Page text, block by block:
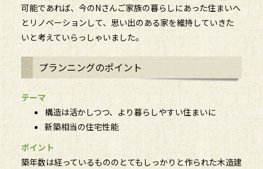
可能であれば、今のNさんご家族の暮らしにあった住まいへ
とリノベーションして、思い出のある家を維持していきた
いと考えていらっしゃいました。
プランニングのポイント
テーマ
構造は活かしつつ、より暮らしやすい住まいに
新築相当の住宅性能
ポイント
築年数は経っているもののとてもしっかりと作られた木造建